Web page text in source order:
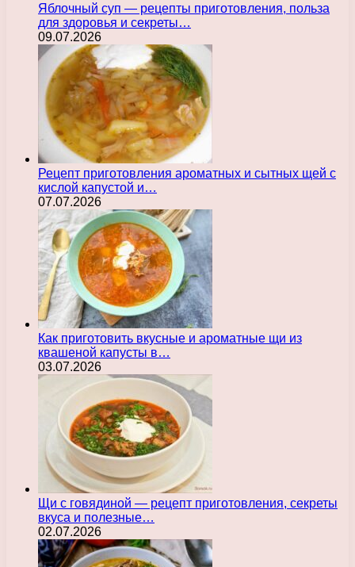
Яблочный суп — рецепты приготовления, польза
для здоровья и секреты…
09.07.2026
Рецепт приготовления ароматных и сытных щей с
кислой капустой и…
07.07.2026
Как приготовить вкусные и ароматные щи из
квашеной капусты в…
03.07.2026
Щи с говядиной — рецепт приготовления, секреты
вкуса и полезные…
02.07.2026